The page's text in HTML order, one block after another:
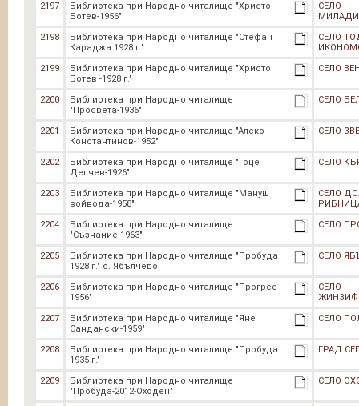
2197
Библиотека при Народно читалище "Христо
Ботев-1956"
СЕЛО
2198
Библиотека при Народно читалище "Стефан
Караджа 1928 г."
СЕЛО
2199
Библиотека при Народно читалище "Христо
Ботев -1928 г."
СЕЛО
2200
Библиотека при Народно читалище
"Просвета-1936"
СЕЛО
2201
Библиотека при Народно читалище "Алеко
Константинов-1952"
СЕЛО
2202
Библиотека при Народно читалище "Гоце
Делчев-1926"
СЕЛО
2203
Библиотека при Народно читалище "Мануш
войвода-1958"
СЕЛО
2204
Библиотека при Народно читалище
"Съзнание-1963"
СЕЛО
2205
Библиотека при Народно читалище "Пробуда
1928 г." с. Ябълчево
СЕЛО
2206
Библиотека при Народно читалище "Прогрес
1956"
СЕЛО
2207
Библиотека при Народно читалище "Яне
Сандански-1959"
СЕЛО
2208
Библиотека при Народно читалище "Пробуда
1935 г."
ГРАД
2209
Библиотека при Народно читалище
"Пробуда-2012-Оходен"
СЕЛО